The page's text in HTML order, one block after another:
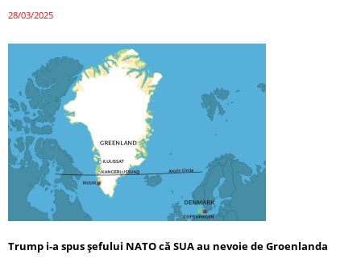
28/03/2025
Trump i-a spus șefului NATO că SUA au nevoie de Groenlanda